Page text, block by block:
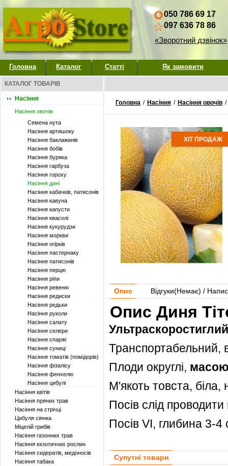
050 786 69 17
097 636 78 86
«Зворотний дзвінок»
Головна Каталог Статті Як замовити
КАТАЛОГ ТОВАРІВ
Насіння
Насіння овочів
Семена нута
Насіння артишоку
Насіння баклажанів
Насіння бобів
Насіння буряка
Насіння гарбуза
Насіння гороху
Насіння дині
Насіння кабачків, патисонів
Насіння кавуна
Насіння капусти
Насіння квасолі
Насіння кукурудзи
Насіння моркви
Насіння огірків
Насіння пастернаку
Насіння патисонів
Насіння перцю
Насіння ріпи
Насіння ревеню
Насіння редиски
Насіння редьки
Насіння руколи
Насіння салату
Насіння селери
Насіння спаржі
Насіння суниці
Насіння томатів (помідорів)
Насіння фізалісу
Насіння фенхелю
Насіння цибулі
Насіння квітів
Насіння пряних трав
Насіння на стрічці
Цибуля сіянка
Міцелій грибів
Насіння газонних трав
Насіння екзотичних рослин
Насіння сидератів, медоносів
Насіння табака
Головна / Насіння / Насіння овочів /
ХІТ ПРОДАЖ
Опис Відгуки(Немає) /
Опис Диня
Транспортабельний,
Плоди округлі,
М'якоть товста,
Посів слід
Посів VI, глибина 3-
Супутні товари